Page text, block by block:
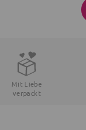
Mit Liebe
verpackt